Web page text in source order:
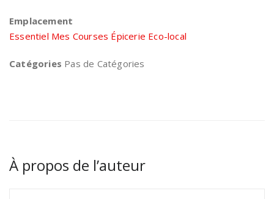
Emplacement
Essentiel Mes Courses Épicerie Eco-local
Catégories Pas de Catégories
À propos de l’auteur